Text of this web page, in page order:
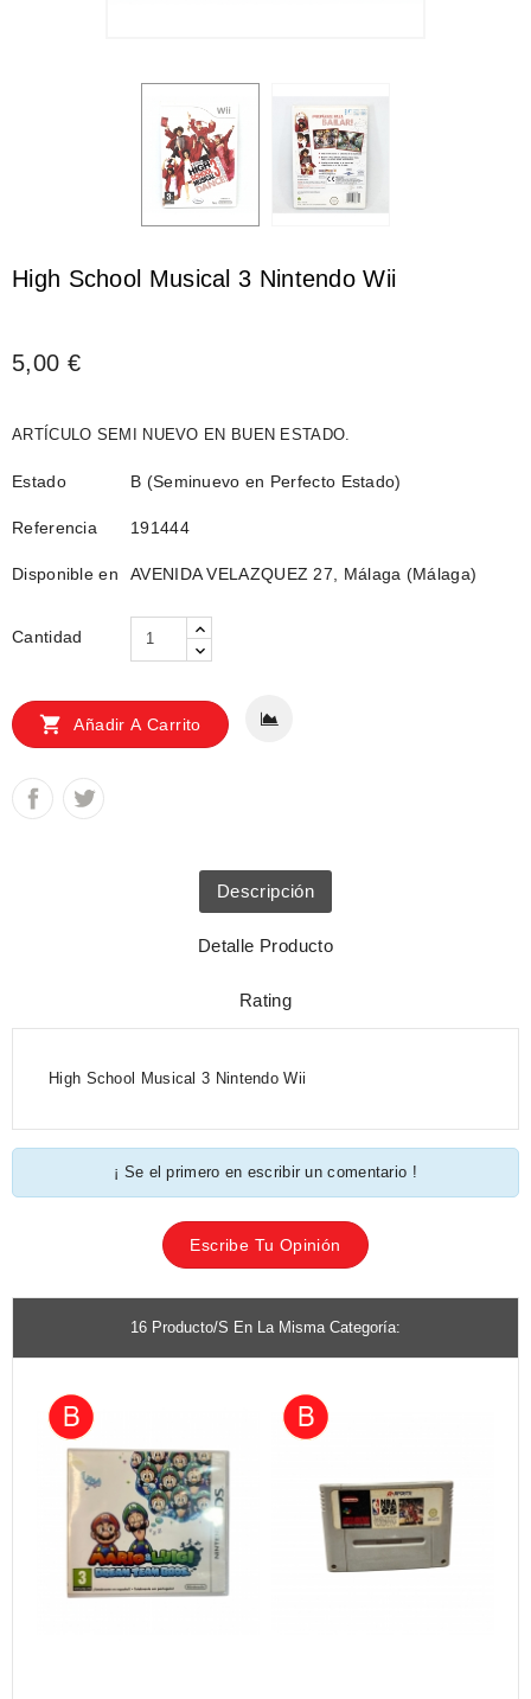
High School Musical 3 Nintendo Wii
5,00 €
ARTÍCULO SEMI NUEVO EN BUEN ESTADO.
Estado B (Seminuevo en Perfecto Estado)
Referencia 191444
Disponible en AVENIDA VELAZQUEZ 27, Málaga (Málaga)
Cantidad
 Añadir A Carrito
Descripción
Detalle Producto
Rating
High School Musical 3 Nintendo Wii
¡ Se el primero en escribir un comentario !
Escribe Tu Opinión
16 Producto/s En La Misma Categoría: